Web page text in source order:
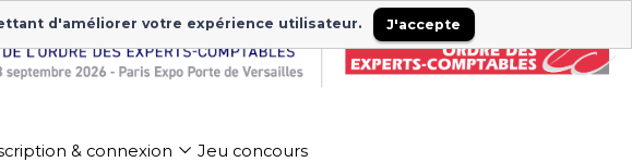
& connexion Jeu concours
d'améliorer votre expérience utilisateur. J'accepte